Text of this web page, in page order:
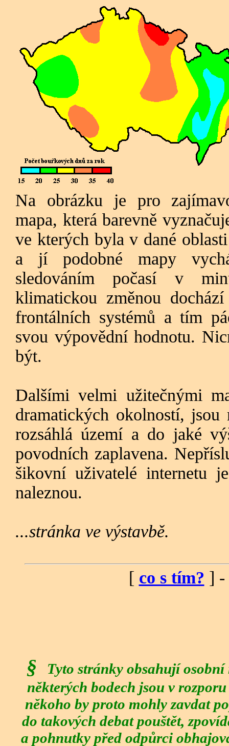
Na obrázku je pro
mapa, která barevně
ve kterých byla v dané
a jí podobné mapy
sledováním počasí v
klimatickou změnou
frontálních systémů a tím
svou výpovědní hodnotu.
být.
Dalšími velmi užitečnými
dramatických okolností,
rozsáhlá území a do jaké
povodních zaplavena.
šikovní uživatelé internetu
naleznou.
...stránka ve výstavbě.
[ co s tím? ]
§
Tyto stránky obsahují
některých bodech jsou v
někoho by proto mohly zavdat
do takových debat pouštět,
a pohnutky před odpůrci